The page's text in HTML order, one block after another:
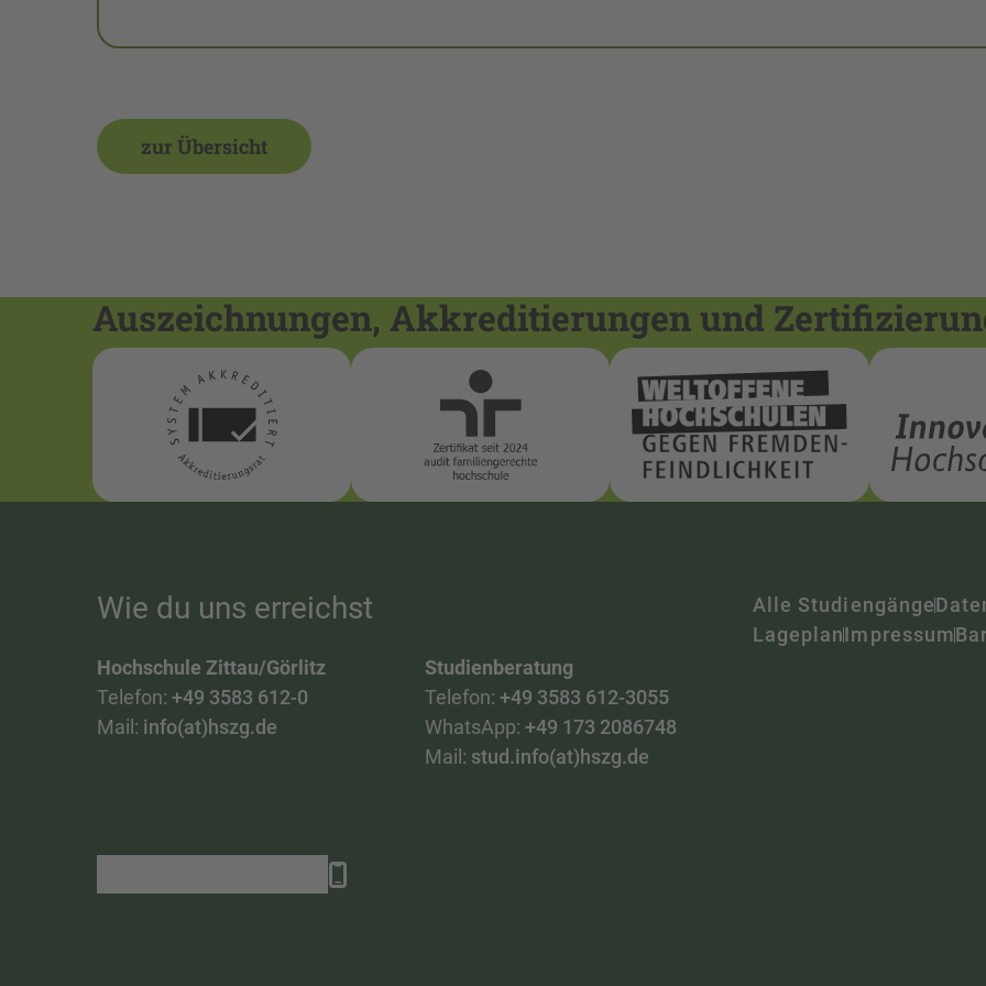
zur Übersicht
Auszeichnungen, Akkreditierungen und
Wie du uns erreichst
Hochschule Zittau/Görlitz
Telefon: +49 3583 612-0
Mail: info(at)hszg.de
Studienberatung
Telefon: +49 3583 612-3055
WhatsApp: +49 173 2086748
Mail: stud.info(at)hszg.de
Alle Studiengänge
LageplanImpressum